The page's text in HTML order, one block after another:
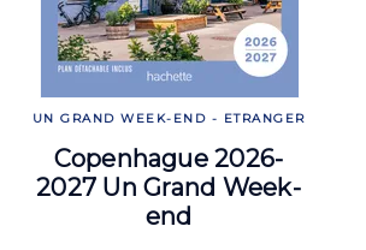
UN GRAND WEEK-END - ETRANGER
Copenhague 2026-
2027 Un Grand Week-
end